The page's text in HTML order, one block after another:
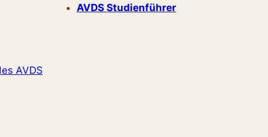
AVDS Studienführer
AVDS